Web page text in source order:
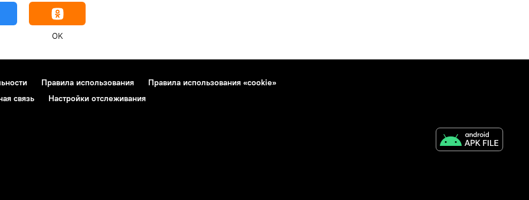
OK
Правила использования
Правила использования «cookie»
связь Настройки отслеживания